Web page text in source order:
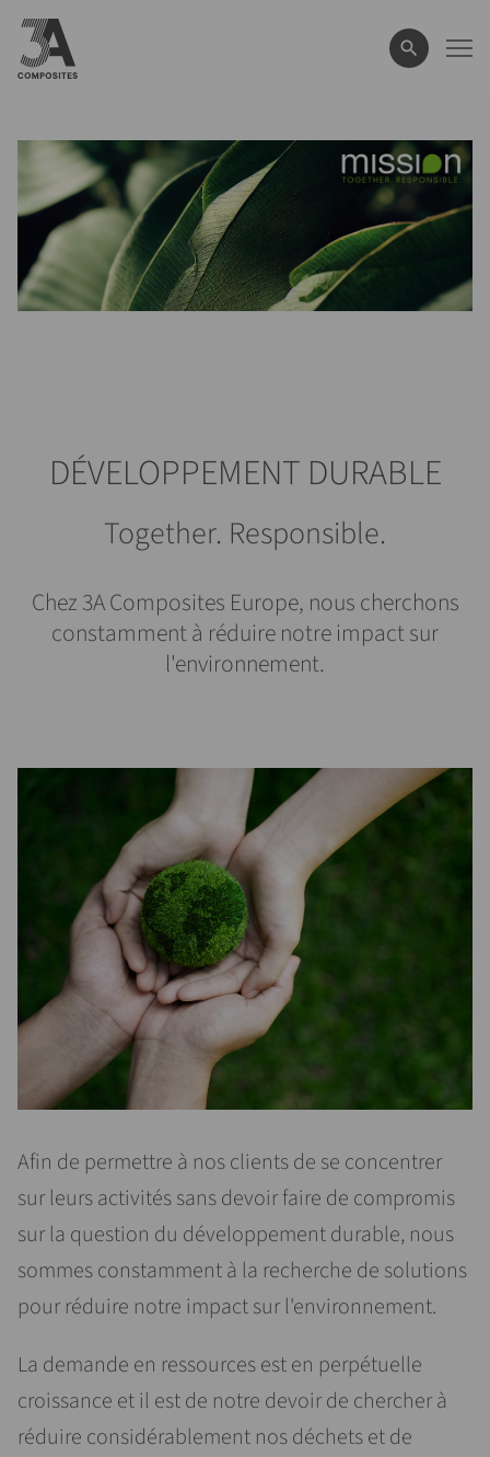
le
terme
de
DÉVELOPPEMENT DURABLE
Together. Responsible.
Chez 3A Composites Europe, nous cherchons
constamment à réduire notre impact sur
l'environnement.
Afin de permettre à nos clients de se concentrer
sur leurs activités sans devoir faire de compromis
sur la question du développement durable, nous
sommes constamment à la recherche de solutions
pour réduire notre impact sur l'environnement.
La demande en ressources est en perpétuelle
croissance et il est de notre devoir de chercher à
réduire considérablement nos déchets et de